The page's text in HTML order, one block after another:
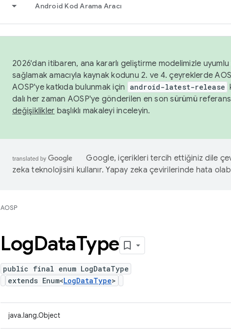
Android Kod Arama Aracı
2026'dan itibaren, ana kararlı geliştirme modelimizle uyumlu
sağlamak amacıyla kaynak kodunu 2. ve 4. çeyreklerde
AOSP'ye katkıda bulunmak için
android-latest-release
dalı her zaman AOSP'ye gönderilen en son sürümü
değişiklikler başlıklı makaleyi inceleyin.
Google, içerikleri tercih ettiğiniz dile
zeka teknolojisini kullanır. Yapay zeka çevirilerinde hata
AOSP
LogDataType
public final enum LogDataType
extends Enum<LogDataType>
java.lang.Object